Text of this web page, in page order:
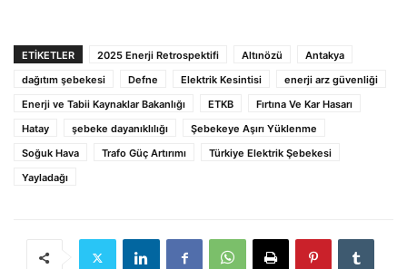
ETIKETLER 2025 Enerji Retrospektifi Altınözü
Antakya
dağıtım şebekesi
Defne Elektrik Kesintisi
enerji arz güvenliği
Enerji ve Tabii Kaynaklar Bakanlığı
ETKB
Fırtına Ve Kar Hasarı
Hatay
şebeke dayanıklılığı
Şebekeye Aşırı Yüklenme
Soğuk Hava
Trafo Güç Artırımı
Türkiye Elektrik Şebekesi
Yayladağı